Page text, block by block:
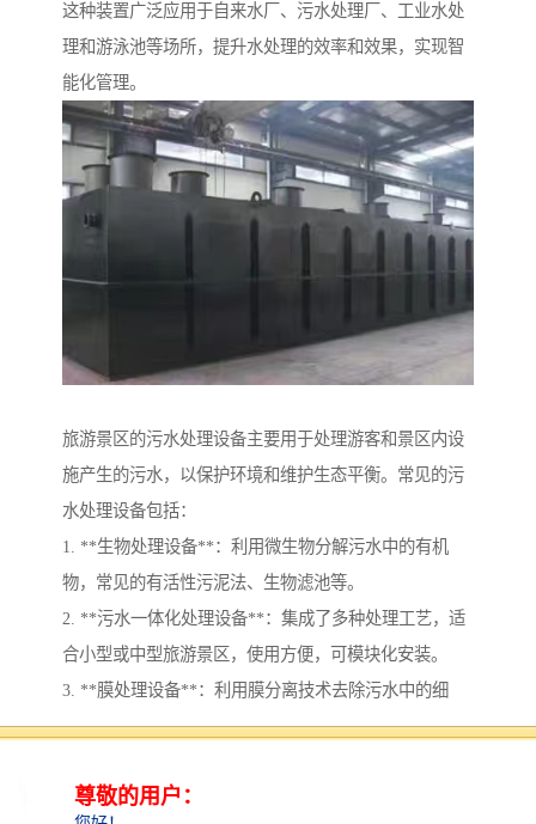
这种装置广泛应用于自来水厂、污水处理厂、工业水处
理和游泳池等场所，提升水处理的效率和效果，实现智
能化管理。
旅游景区的污水处理设备主要用于处理游客和景区内设
施产生的污水，以保护环境和维护生态平衡。常见的污
水处理设备包括：
1. **生物处理设备**：利用微生物分解污水中的有机
物，常见的有活性污泥法、生物滤池等。
2. **污水一体化处理设备**：集成了多种处理工艺，适
合小型或中型旅游景区，使用方便，可模块化安装。
3. **膜处理设备**：利用膜分离技术去除污水中的细
菌、病毒和其他污染物，水质较高。
的有害物质沉淀或氧化，常用于处理特定类型的污水。